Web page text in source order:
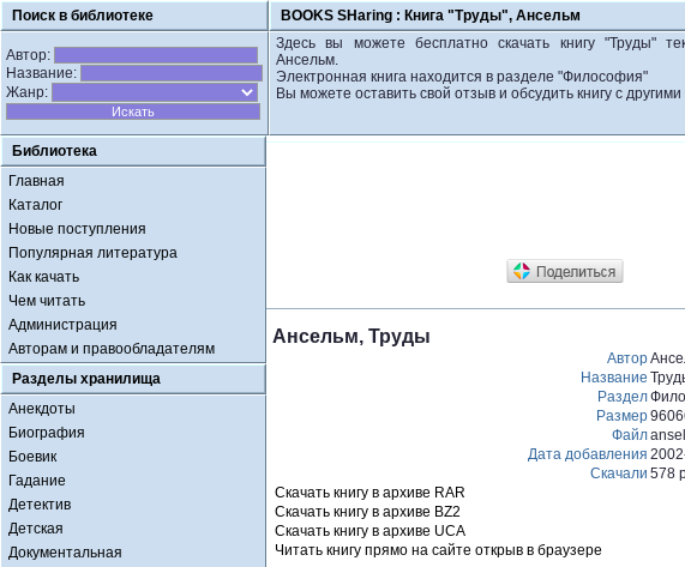
Поиск в библиотеке BOOKS SHaring : Книга "Труды", Ансельм
Автор:
Название:
Жанр:
Здесь вы можете бесплатно скачать книгу "Труды"
Ансельм.
Электронная книга находится в разделе "Философия"
Вы можете оставить свой отзыв и обсудить книгу с
Библиотека
Главная
Каталог
Новые поступления
Популярная литература
Как качать
Чем читать
Администрация
Авторам и правообладателям
Разделы хранилища
Анекдоты
Биография
Боевик
Гадание
Детектив
Детская
Документальная
Ансельм, Труды
Автор
Название
Раздел
Размер
Файл
Дата добавления
Скачали 578
Скачать книгу в архиве RAR
Скачать книгу в архиве BZ2
Скачать книгу в архиве UCA
Читать книгу прямо на сайте открыв в браузере